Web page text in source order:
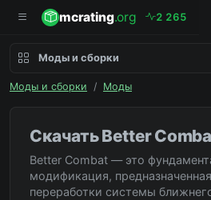
mcrating.org 2 265
Моды и сборки
Моды и сборки / Моды
Скачать Better
Better Combat — это
модификация,
переработки системы